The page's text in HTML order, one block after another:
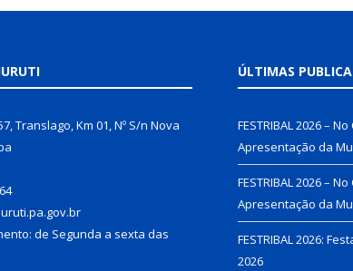
Translago, Km 01, Nº S/n Nova
de Segunda a sexta das
ÚLTIMAS
FESTRIBAL 2026 –
Apresentação da
FESTRIBAL 2026 –
Apresentação da
FESTRIBAL 2026:
2026